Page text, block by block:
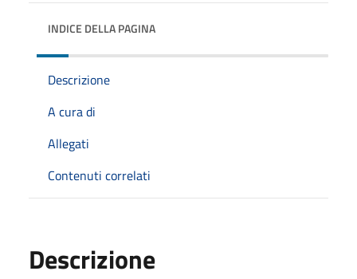
INDICE DELLA PAGINA
Descrizione
A cura di
Allegati
Contenuti correlati
Descrizione